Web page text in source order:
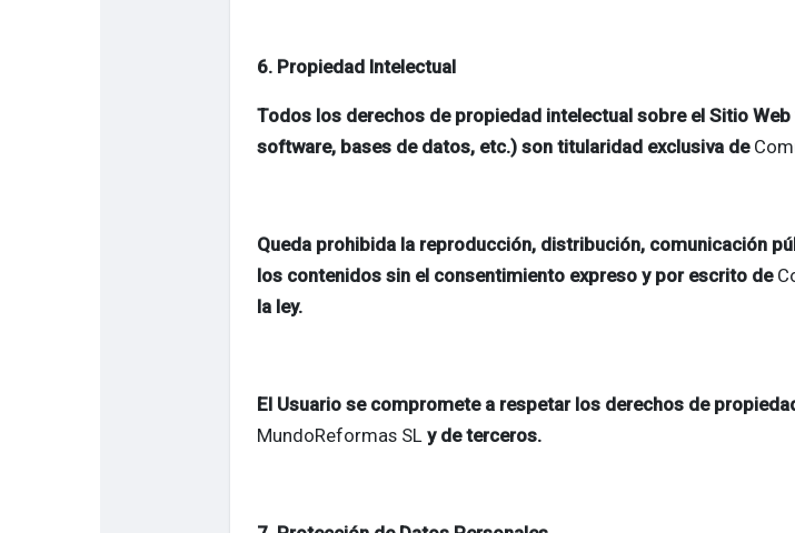
6. Propiedad Intelectual
Todos los derechos de propiedad intelectual sobre el Sitio
software, bases de datos, etc.) son titularidad exclusiva de
Queda prohibida la reproducción, distribución, comunicación
los contenidos sin el consentimiento expreso y por escrito de
la ley.
El Usuario se compromete a respetar los derechos de
MundoReformas SL y de terceros.